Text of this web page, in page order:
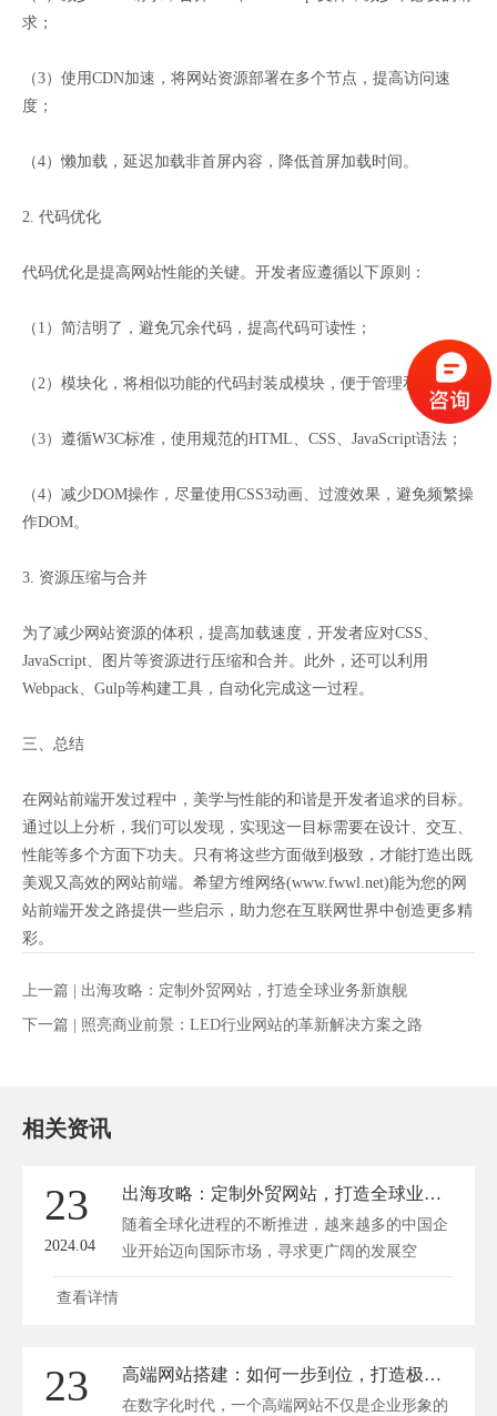
求；
（3）使用CDN加速，将网站资源部署在多个节点，提高访问速
度；
（4）懒加载，延迟加载非首屏内容，降低首屏加载时间。
2. 代码优化
代码优化是提高网站性能的关键。开发者应遵循以下原则：
（1）简洁明了，避免冗余代码，提高代码可读性；
（2）模块化，将相似功能的代码封装成模块，便于管理和复用；
（3）遵循W3C标准，使用规范的HTML、CSS、JavaScript语法；
（4）减少DOM操作，尽量使用CSS3动画、过渡效果，避免频繁操
作DOM。
3. 资源压缩与合并
为了减少网站资源的体积，提高加载速度，开发者应对CSS、
JavaScript、图片等资源进行压缩和合并。此外，还可以利用
Webpack、Gulp等构建工具，自动化完成这一过程。
三、总结
在网站前端开发过程中，美学与性能的和谐是开发者追求的目标。
通过以上分析，我们可以发现，实现这一目标需要在设计、交互、
性能等多个方面下功夫。只有将这些方面做到极致，才能打造出既
美观又高效的网站前端。希望方维网络(www.fwwl.net)能为您的网
站前端开发之路提供一些启示，助力您在互联网世界中创造更多精
彩。
上一篇 | 出海攻略：定制外贸网站，打造全球业务新旗舰
下一篇 | 照亮商业前景：LED行业网站的革新解决方案之路
相关资讯
23
2024.04
出海攻略：定制外贸网站，打造全球业务新旗舰
随着全球化进程的不断推进，越来越多的中国企
业开始迈向国际市场，寻求更广阔的发展空
间。...
查看详情
23 高端网站搭建：如何一步到位，打造极致高端网站？
在数字化时代，一个高端网站不仅是企业形象的